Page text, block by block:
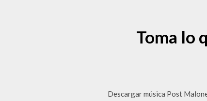
Toma lo
Descargar música Post